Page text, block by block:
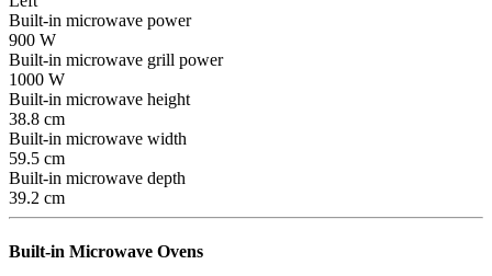
Built-in microwave power
900 W
Built-in microwave grill power
1000 W
Built-in microwave height
38.8 cm
Built-in microwave width
59.5 cm
Built-in microwave depth
39.2 cm
Built-in Microwave Ovens